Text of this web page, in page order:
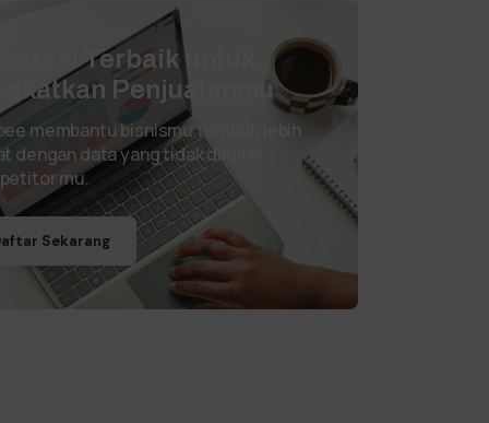
Terbaik untuk
Penjualanmu
membantu bisnismu tumbuh lebih
dengan data yang tidak dimiliki
mu.
Sekarang